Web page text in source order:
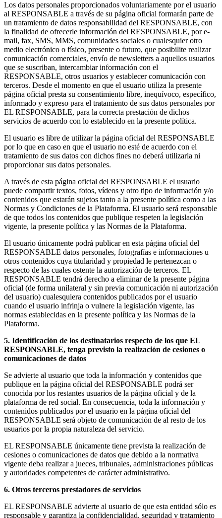
Los datos personales proporcionados voluntariamente por el usuario
al RESPONSABLE a través de su página oficial formarán parte de
un tratamiento de datos responsabilidad del RESPONSABLE, con
la finalidad de ofrecerle información del RESPONSABLE, por e-
mail, fax, SMS, MMS, comunidades sociales o cualesquier otro
medio electrónico o físico, presente o futuro, que posibilite realizar
comunicación comerciales, envío de newsletters a aquellos usuarios
que se suscriban, intercambiar información con el
RESPONSABLE, otros usuarios y establecer comunicación con
terceros. Desde el momento en que el usuario utiliza la presente
página oficial presta su consentimiento libre, inequívoco, específico,
informado y expreso para el tratamiento de sus datos personales por
EL RESPONSABLE, para la correcta prestación de dichos
servicios de acuerdo con lo establecido en la presente política.
El usuario es libre de utilizar la página oficial del RESPONSABLE
por lo que en caso en que el usuario no esté de acuerdo con el
tratamiento de sus datos con dichos fines no deberá utilizarla ni
proporcionar sus datos personales.
A través de esta página oficial del RESPONSABLE el usuario
puede compartir textos, fotos, vídeos y otro tipo de información y/o
contenidos que estarán sujetos tanto a la presente política como a las
Normas y Condiciones de la Plataforma. El usuario será responsable
de que todos los contenidos que publique respeten la legislación
vigente, la presente política y las Normas de la Plataforma.
El usuario únicamente podrá publicar en esta página oficial del
RESPONSABLE datos personales, fotografías e informaciones u
otros contenidos cuya titularidad y propiedad le pertenezcan o
respecto de las cuales ostente la autorización de terceros. EL
RESPONSABLE tendrá derecho a eliminar de la presente página
oficial (de forma unilateral y sin previa comunicación ni autorización
del usuario) cualesquiera contenidos publicados por el usuario
cuando el usuario infrinja o vulnere la legislación vigente, las
normas establecidas en la presente política y las Normas de la
Plataforma.
5. Identificación de los destinatarios respecto de los que EL
RESPONSABLE, tenga previsto la realización de cesiones o
comunicaciones de datos
Se advierte al usuario que toda la información y contenidos que
publique en la página oficial del RESPONSABLE podrá ser
conocida por los restantes usuarios de la página oficial y de la
plataforma de red social. En consecuencia, toda la información y
contenidos publicados por el usuario en la página oficial del
RESPONSABLE será objeto de comunicación de al resto de los
usuarios por la propia naturaleza del servicio.
EL RESPONSABLE únicamente tiene prevista la realización de
cesiones o comunicaciones de datos que debido a la normativa
vigente deba realizar a jueces, tribunales, administraciones públicas
y autoridades competentes de carácter administrativo.
6. Otros terceros prestadores de servicios
EL RESPONSABLE advierte al usuario de que esta entidad sólo es
responsable y garantiza la confidencialidad, seguridad y tratamiento